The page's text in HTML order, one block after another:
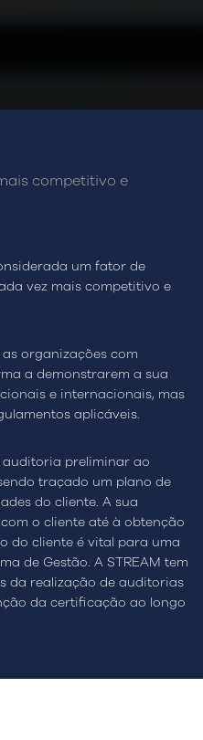
competitivo e
um fator de
vez mais competitivo e
organizações com
a demonstrarem a sua
e internacionais, mas
aplicáveis.
auditoria preliminar ao
traçado um plano de
do cliente. A sua
o cliente até à obtenção
do cliente é vital para uma
de Gestão. A STREAM tem
da realização de auditorias
da certificação ao longo